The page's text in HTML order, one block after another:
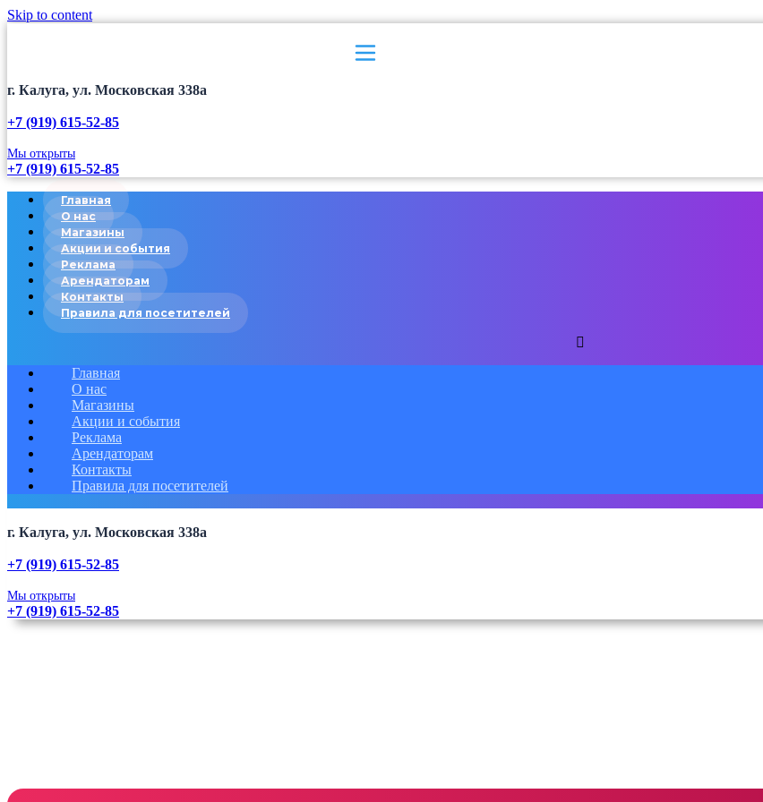
Skip to content
г. Калуга, ул. Московская 338а
+7 (919) 615-52-85
Мы открыты
+7 (919) 615-52-85
Главная
О нас
Магазины
Акции и события
Реклама
Арендаторам
Контакты
Правила для посетителей
Главная
О нас
Магазины
Акции и события
Реклама
Арендаторам
Контакты
Правила для посетителей
г. Калуга, ул. Московская 338а
+7 (919) 615-52-85
Мы открыты
+7 (919) 615-52-85